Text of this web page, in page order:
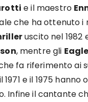
e il maestro
che ha ottenuto i
uscito nel 1982
, mentre gli
fa riferimento ai
e il 1975 hanno
Infine il cantante